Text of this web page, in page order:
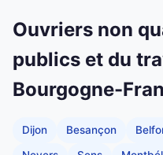
Ouvriers non
publics et du
Bourgogne-
Dijon Besançon